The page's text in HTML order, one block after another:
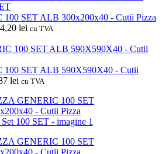
SET ALB 300x200x40 - Cutii Pizza
lei cu TVA
SET ALB 590X590X40 - Cutii
lei cu TVA